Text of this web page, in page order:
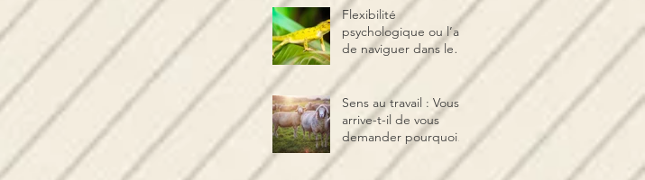
Flexibilité
psychologique ou l’art
de naviguer dans le
changement
Sens au travail : Vous
arrive-t-il de vous
demander pourquoi
vous vous levez le
matin ?